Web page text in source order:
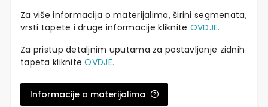
Za više informacija o materijalima, širini segmenata,
vrsti tapete i druge informacije kliknite OVDJE.
Za pristup detaljnim uputama za postavljanje zidnih
tapeta klikniteOVDJE.
Informacije o materijalima